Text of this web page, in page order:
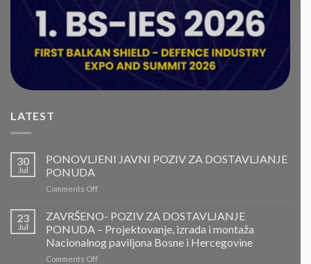
LATEST
30
Jul
PONOVLJENI JAVNI POZIV ZA DOSTAVLJANJE
PONUDA
Comments Offon
JAVNI
POZIV
ZA
DOSTAVLJANJE
PONUDA
23
Jul
ZAVRŠENO- POZIV ZA DOSTAVLJANJE
PONUDA – Projektovanje, izrada i montaža
Nacionalnog paviljona Bosne i Hercegovine
Comments Offon